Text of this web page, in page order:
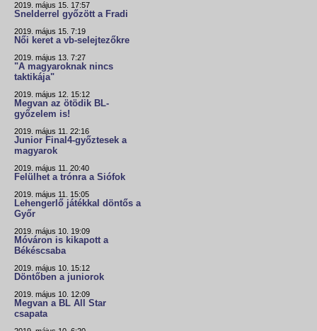
2019. május 15. 17:57
Snelderrel győzött a Fradi
2019. május 15. 7:19
Női keret a vb-selejtezőkre
2019. május 13. 7:27
"A magyaroknak nincs
taktikája"
2019. május 12. 15:12
Megvan az ötödik BL-
győzelem is!
2019. május 11. 22:16
Junior Final4-győztesek a
magyarok
2019. május 11. 20:40
Felülhet a trónra a Siófok
2019. május 11. 15:05
Lehengerlő játékkal döntős a
Győr
2019. május 10. 19:09
Móváron is kikapott a
Békéscsaba
2019. május 10. 15:12
Döntőben a juniorok
2019. május 10. 12:09
Megvan a BL All Star
csapata